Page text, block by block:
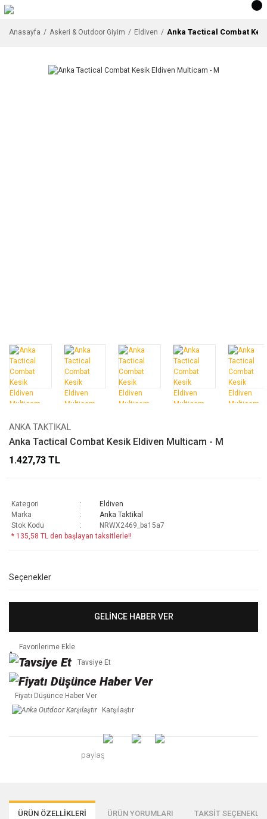
Anasayfa Askeri & Outdoor Giyim Eldiven Anka Tactical Combat
ANKA TAKTIKAL
Anka Tactical Combat Kesik Eldiven Multicam - M
1.427,73 TL
Kategori
Eldiven
Marka
Anka Taktikal
Stok Kodu
NRWX2469_ba15a7
* 135,58 TL den başlayan taksitlerle!!
Seçenekler
GELİNCE HABER VER
Tavsiye Et
Fiyatı Düşünce Haber Ver
Karşılaştır
paylaş
ÜRÜN ÖZELLİKLERİ ÜRÜN YORUMLARI TAKSİT